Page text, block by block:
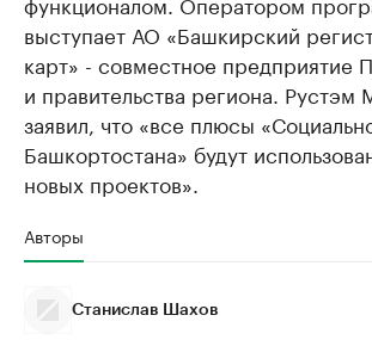
выступает АО «Башкирский
карт» - совместное предприятие
и правительства региона. Рустэм
заявил, что «все плюсы
Башкортостана» будут
новых проектов».
Авторы
Станислав Шахов